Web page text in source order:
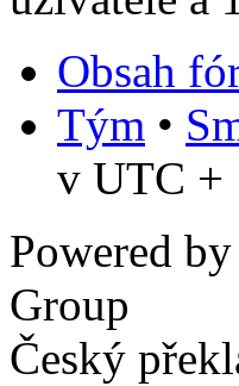
Obsah
Tým •
v UTC +
Powered by
Group
Český